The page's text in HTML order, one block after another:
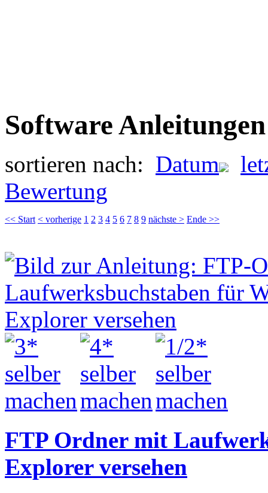
Software Anleitungen
sortieren nach: Datum
Bewertung
<< Start < vorherige 1 2 3 4 5 6 7 8 9 nächste > Ende >>
FTP Ordner mit
Explorer versehen